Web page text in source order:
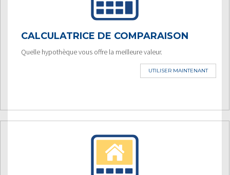
CALCULATRICE DE COMPARAISON
Quelle hypothèque vous offre la meilleure valeur.
UTILISER MAINTENANT